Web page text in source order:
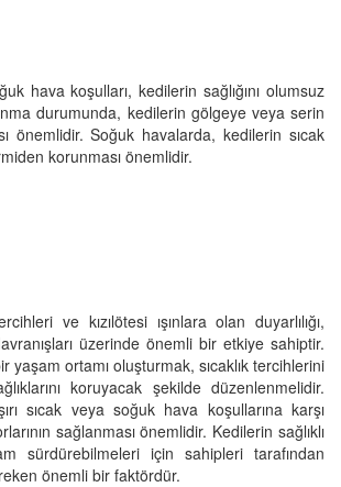
hava koşulları, kedilerin sağlığını olumsuz
durumunda, kedilerin gölgeye veya serin
önemlidir. Soğuk havalarda, kedilerin sıcak
korunması önemlidir.
ve kızılötesi ışınlara olan duyarlılığı,
üzerinde önemli bir etkiye sahiptir.
yaşam ortamı oluşturmak, sıcaklık tercihlerini
koruyacak şekilde düzenlenmelidir.
sıcak veya soğuk hava koşullarına karşı
sağlanması önemlidir. Kedilerin sağlıklı
sürdürebilmeleri için sahipleri tarafından
önemli bir faktördür.